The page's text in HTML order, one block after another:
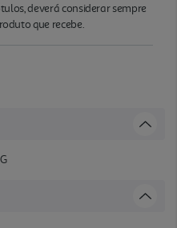
deverá considerar sempre
que recebe.